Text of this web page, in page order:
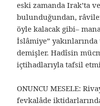
eski zamanda Irak’ta
bulunduğundan,
öyle kalacak gibi–
İslâmiye”
demişler. Hadîsin
içtihadlarıyla tafsil
ONUNCU MESELE:
fevkalâde